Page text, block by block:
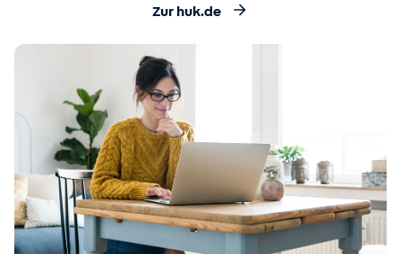
Zur huk.de